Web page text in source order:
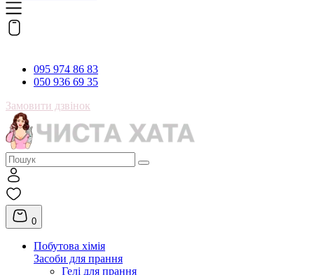
095 974 86 83
050 936 69 35
Замовити дзвінок
0
Побутова хімія
Засоби для прання
Гелі для прання